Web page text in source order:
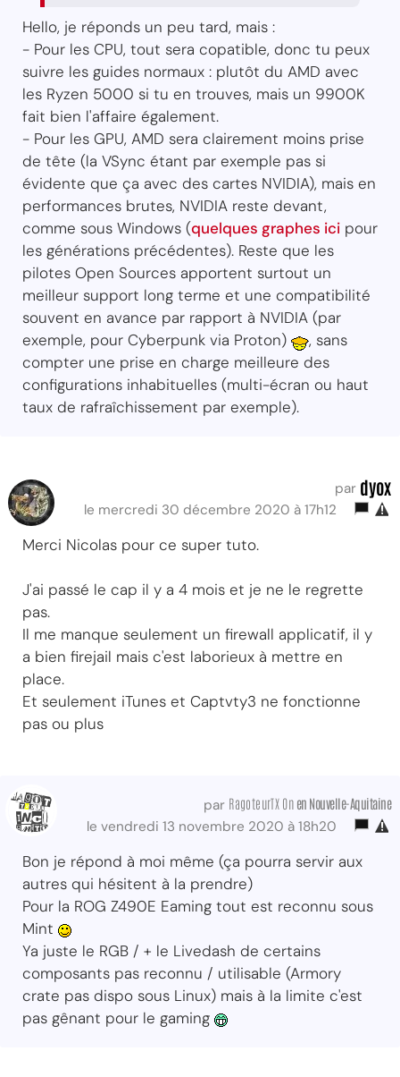
Hello, je réponds un peu tard, mais :
- Pour les CPU, tout sera copatible, donc tu peux
suivre les guides normaux : plutôt du AMD avec
les Ryzen 5000 si tu en trouves, mais un 9900K
fait bien l'affaire également.
- Pour les GPU, AMD sera clairement moins prise
de tête (la VSync étant par exemple pas si
évidente que ça avec des cartes NVIDIA), mais en
performances brutes, NVIDIA reste devant,
comme sous Windows (quelques graphes ici pour
les générations précédentes). Reste que les
pilotes Open Sources apportent surtout un
meilleur support long terme et une compatibilité
souvent en avance par rapport à NVIDIA (par
exemple, pour Cyberpunk via Proton)
, sans
compter une prise en charge meilleure des
configurations inhabituelles (multi-écran ou haut
taux de rafraîchissement par exemple).
par dyox
le mercredi 30 décembre 2020 à 17h12
Merci Nicolas pour ce super tuto.
J'ai passé le cap il y a 4 mois et je ne le regrette
pas.
Il me manque seulement un firewall applicatif, il y
a bien firejail mais c'est laborieux à mettre en
place.
Et seulement iTunes et Captvty3 ne fonctionne
pas ou plus
par RagoteurTX On en Nouvelle-Aquitaine
le vendredi 13 novembre 2020 à 18h20
Bon je répond à moi même (ça pourra servir aux
autres qui hésitent à la prendre)
Pour la ROG Z490E Eaming tout est reconnu sous
Mint
Ya juste le RGB / + le Livedash de certains
composants pas reconnu / utilisable (Armory
crate pas dispo sous Linux) mais à la limite c'est
pas gênant pour le gaming